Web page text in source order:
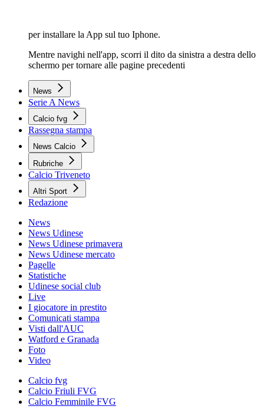
per installare la App sul tuo Iphone.
Mentre navighi nell'app, scorri il dito da sinistra a destra dello
schermo per tornare alle pagine precedenti
News
Serie A News
Calcio fvg
Rassegna stampa
News Calcio
Rubriche
Calcio Triveneto
Altri Sport
Redazione
News
News Udinese
News Udinese primavera
News Udinese mercato
Pagelle
Statistiche
Udinese social club
Live
I giocatore in prestito
Comunicati stampa
Visti dall'AUC
Watford e Granada
Foto
Video
Calcio fvg
Calcio Friuli FVG
Calcio Femminile FVG